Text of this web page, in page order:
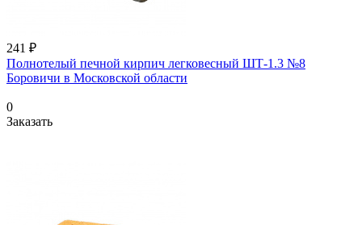
241 ₽
Полнотелый печной кирпич легковесный ШТ-1.3 №8
Боровичи в Московской области
0
Заказать